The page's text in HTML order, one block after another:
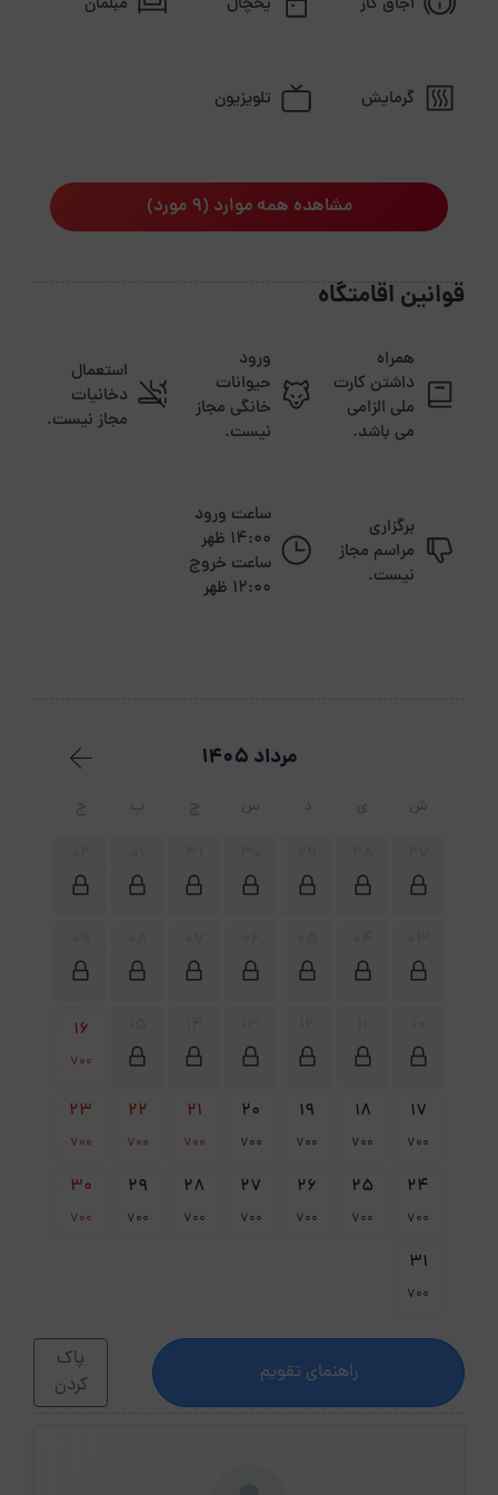
گرمایش تلویزیون
مشاهده همه موارد (9 مورد)
قوانین اقامتگاه
همراه
داشتن کارت
ملی الزامی
می باشد.
ورود
حیوانات
خانگی مجاز
نیست.
استعمال
دخانیات
مجاز نیست.
برگزاری
مراسم مجاز
نیست.
ساعت ورود
14:00 ظهر
ساعت خروج
12:00 ظهر
مرداد 1405
ش ی د س چ پ ج
16
700
17
700
18
700
19
700
20
700
21
700
22
700
23
700
24
700
25
700
26
700
27
700
28
700
29
700
30
700
31
700
راهنمای تقویم
پاک
کردن